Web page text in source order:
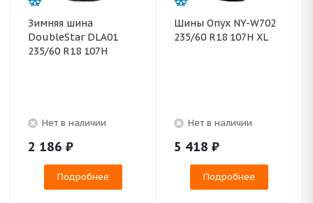
Зимняя шина
DoubleStar DLA01
235/60 R18 107H
Нет в наличии
2 186 ₽
Подробнее
Шины Onyx NY-W702
235/60 R18 107H XL
Нет в наличии
5 418 ₽
Подробнее